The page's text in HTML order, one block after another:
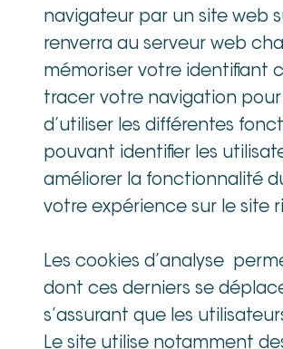
navigateur par un site web
renverra au serveur web
mémoriser votre identifiant
tracer votre navigation
d’utiliser les différentes
pouvant identifier les
améliorer la fonctionnalité
votre expérience sur le site
Les cookies d’analyse
dont ces derniers se
s’assurant que les
Le site utilise notamment